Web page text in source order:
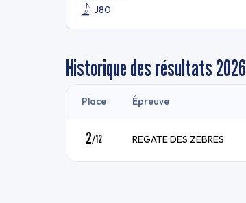
J80
Historique des résultats2026
Place Épreuve
2/12 REGATE DES ZEBRES